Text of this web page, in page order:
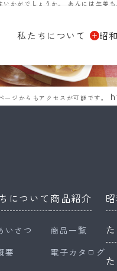
私たちについて 昭
かがでしょうか。 あんには生
ージからもアクセスが可能です。
について
いさつ
要
商品紹介
商品一覧
電子カタログ